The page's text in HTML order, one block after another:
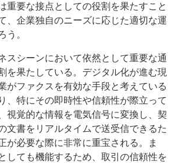
重要な接点としての役割を果たすこと
、企業独自のニーズに応じた適切な運
う。
スシーンにおいて依然として重要な通
を果たしている。デジタル化が進む現
がファクスを有効な手段と考えている
、特にその即時性や信頼性が際立って
視覚的な情報を電気信号に変換し、契
文書をリアルタイムで送受信できるた
が必要な際に非常に重宝される。ま
しても機能するため、取引の信頼性を